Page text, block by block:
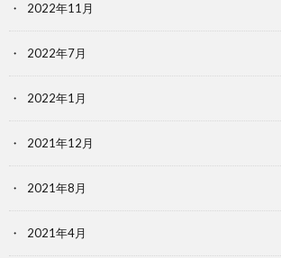
2022年11月
2022年7月
2022年1月
2021年12月
2021年8月
2021年4月